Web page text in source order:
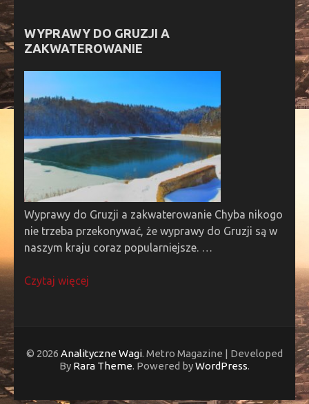
WYPRAWY DO GRUZJI A
ZAKWATEROWANIE
Wyprawy do Gruzji a zakwaterowanie Chyba nikogo
nie trzeba przekonywać, że wyprawy do Gruzji są w
naszym kraju coraz popularniejsze. …
Czytaj więcej
© 2026 Analityczne Wagi. Metro Magazine | Developed
By Rara Theme. Powered byWordPress.